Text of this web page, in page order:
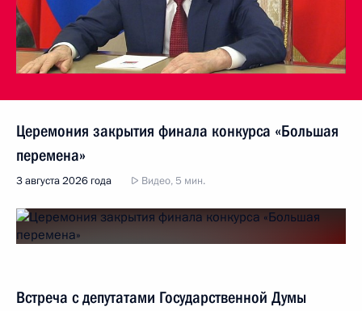
Церемония закрытия финала конкурса «Большая
перемена»
3 августа 2026 года Видео, 5 мин.
Встреча с депутатами Государственной Думы